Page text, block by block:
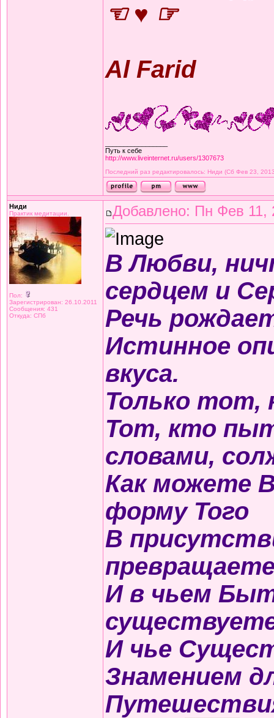
☜ ♥ ☞
Al Farid
Путь к себе
http://www.liveinternet.ru/users/1307673
Последний раз редактировалось: Ниди (Сб Фев 23,
Ниди
Практик медитации.
Пол:
Зарегистрирован: 26.10.2011
Сообщения: 431
Откуда: СПб
Добавлено: Пн Фев 11,
В Любви,
сердцем и
Речь
Истинное
вкуса.
Только тот,
Тот, кто
словами,
Как можете
форму Того
В
И в чьем
И чье
Знамением